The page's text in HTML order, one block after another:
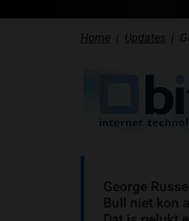
Home Updates
George
Bull niet kon